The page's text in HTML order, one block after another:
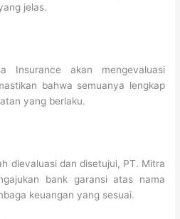
jelas.
akan mengevaluasi
bahwa semuanya lengkap
yang berlaku.
dievaluasi dan disetujui, PT. Mitra
bank garansi atas nama
keuangan yang sesuai.